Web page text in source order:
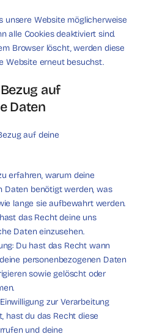
unsere Website möglicherweise
alle Cookies deaktiviert sind.
Browser löscht, werden diese
Website erneut besuchst.
auf
Daten
auf deine
erfahren, warum deine
Daten benötigt werden, was
lange sie aufbewahrt werden.
das Recht deine uns
Daten einzusehen.
Du hast das Recht wann
personenbezogenen Daten
sowie gelöscht oder
zur Verarbeitung
hast du das Recht diese
und deine